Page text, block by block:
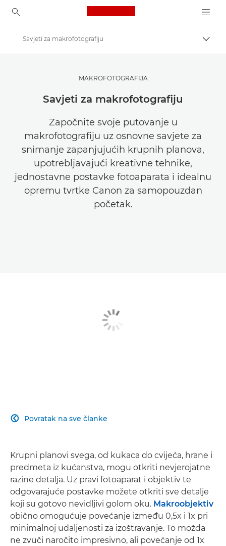
Canon Logo, back to
Pronađite inspiraciju | Savjeti za fotografiranje i ispisivanje te vodiči za kupce
Savjeti i tehnike za fotografiju i ispisivanje
Savjeti za makrofotografiju
MAKROFOTOGRAFIJA
Savjeti za makrofotografiju
Započnite svoje putovanje u
makrofotografiju uz osnovne savjete za
snimanje zapanjujućih krupnih planova,
upotrebljavajući kreativne tehnike,
jednostavne postavke fotoaparata i idealnu
opremu tvrtke Canon za samopouzdan
početak.
Povratak na sve članke

Krupni planovi svega, od kukaca do cvijeća, hrane i
predmeta iz kućanstva, mogu otkriti nevjerojatne
razine detalja. Uz pravi fotoaparat i objektiv te
odgovarajuće postavke možete otkriti sve detalje
koji su gotovo nevidljivi golom oku. Makroobjektiv
obično omogućuje povećanje između 0,5x i 1x pri
minimalnoj udaljenosti za izoštravanje. To možda
ne zvuči naročito impresivno, ali povećanje od 1x